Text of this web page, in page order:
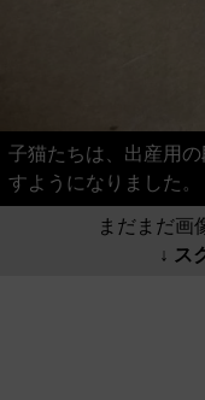
子猫たちは、出産用
すようになりました。
まだまだ画
↓ ス